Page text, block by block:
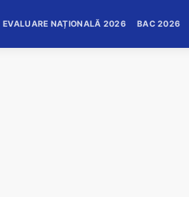
EVALUARE NAȚIONALĂ 2026 BAC 2026